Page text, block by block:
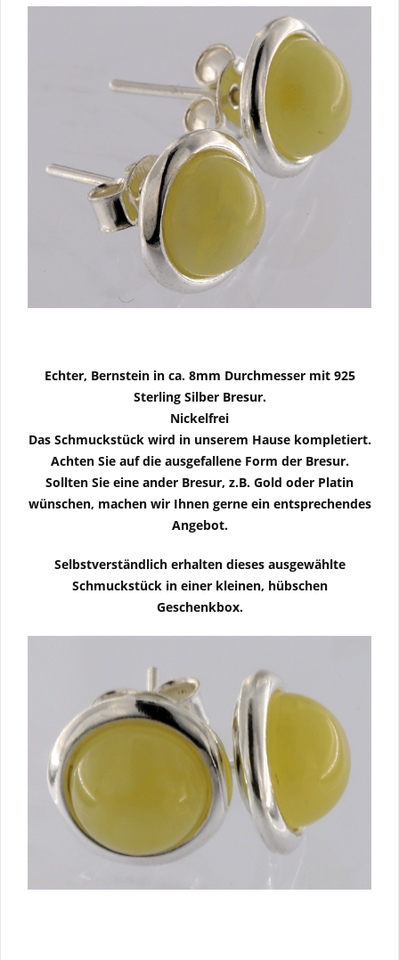
Echter, Bernstein in ca. 8mm Durchmesser mit 925
Sterling Silber Bresur.
Nickelfrei
Das Schmuckstück wird in unserem Hause kompletiert.
Achten Sie auf die ausgefallene Form der Bresur.
Sollten Sie eine ander Bresur, z.B. Gold oder Platin
wünschen, machen wir Ihnen gerne ein entsprechendes
Angebot.
Selbstverständlich erhalten dieses ausgewählte
Schmuckstück in einer kleinen, hübschen
Geschenkbox.